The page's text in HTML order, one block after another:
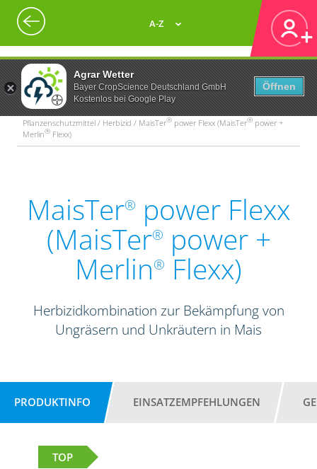
Agrar Wetter
Bayer CropScience Deutschland GmbH
Kostenlos bei Google Play
Öffnen
A-Z
Pflanzenschutzmittel / Herbizid / MaisTer® power Flexx (MaisTer® power +
Merlin® Flexx)
MaisTer® power Flexx
(MaisTer® power +
Merlin® Flexx)
Herbizidkombination zur Bekämpfung von
Ungräsern und Unkräutern in Mais
PRODUKTINFO EINSATZEMPFEHLUNGEN
TOP